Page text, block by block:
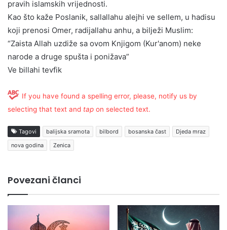
pravih islamskih vrijednosti.
Kao što kaže Poslanik, sallallahu alejhi ve sellem, u hadisu
koji prenosi Omer, radijallahu anhu, a bilježi Muslim:
“Zaista Allah uzdiže sa ovom Knjigom (Kur'anom) neke
narode a druge spušta i ponižava”
Ve billahi tevfik
If you have found a spelling error, please, notify us by
selecting that text and tap on selected text.
Tagovi balijska sramota bilbord bosanska čast
Djeda mraz
nova godina
Zenica
Povezani članci